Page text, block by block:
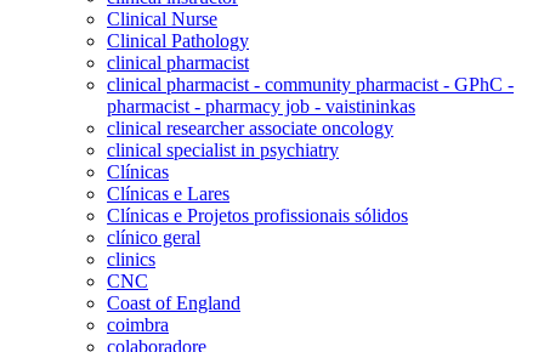
Clinical Nurse
Clinical Pathology
clinical pharmacist
clinical pharmacist - community pharmacist - GPhC -
pharmacist - pharmacy job - vaistininkas
clinical researcher associate oncology
clinical specialist in psychiatry
Clínicas
Clínicas e Lares
Clínicas e Projetos profissionais sólidos
clínico geral
clinics
CNC
Coast of England
coimbra
colaboradore